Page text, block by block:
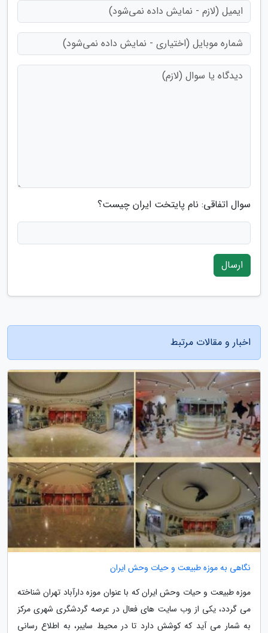
سوال اتفاقی: نام پایتخت ایران چیست؟
ارسال
اخبار و مقالات مرتبط
نگاهی به موزه طبیعت و حیات وحش ایران
موزه طبیعت و حیات وحش ایران که با عنوان موزه دارآباد تهران شناخته
می گردد، یکی از وب سایت های فعال در عرصه گردشگری شهری مرکز
به شمار می آید که کوشش دارد تا در محیط سایبر، به اطلاع رسانی